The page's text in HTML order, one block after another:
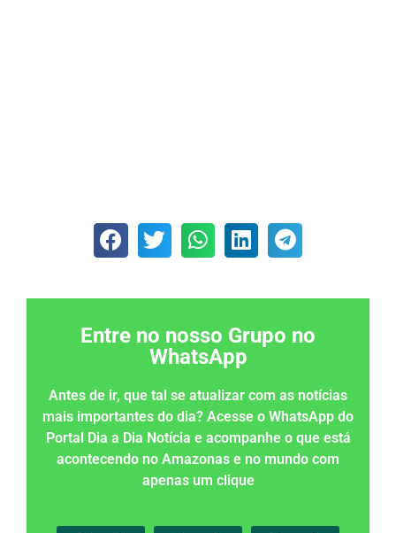
Entre no nosso Grupo no
WhatsApp
Antes de ir, que tal se atualizar com as notícias
mais importantes do dia? Acesse o WhatsApp do
Portal Dia a Dia Notícia e acompanhe o que está
acontecendo no Amazonas e no mundo com
apenas um clique